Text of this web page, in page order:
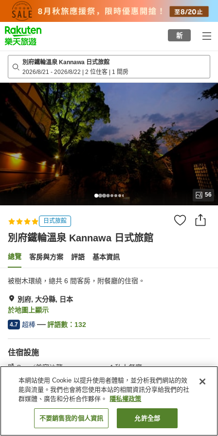
top
page
新
別府鐵輪溫泉 Kannawa 日式旅館
2026/8/21 - 2026/8/22 | 2 位住客 | 1 間房
56
日式旅館
別府鐵輪溫泉 Kannawa 日式旅館
總覽 客房與方案 評語 基本資訊
被樹木環繞，總共 6 間客房，附餐廳的住宿。
別府, 大分縣, 日本
於地圖上顯示
4.7 超棒 評語數： 132
住宿設施
Spa／美容沙龍
私人餐廳
私人浴池
公共澡堂（溫泉）
首頁 日本 大分縣 別府 別府鐵輪溫泉 Kannawa 日式旅館
找客房
本網站使用 Cookie 以提升使用者體驗，並分析我們網站的效
能與流量。我們也會將您使用本站的相關資訊分享給我們的社
群媒體、廣告和分析合作夥伴。
隱私權政策
不要銷售我的個人資訊 允許全部